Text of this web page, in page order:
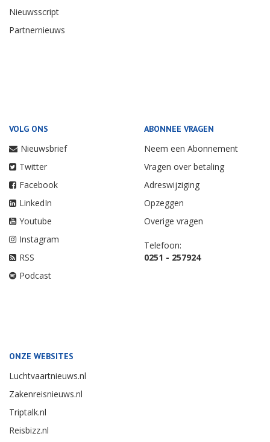
Nieuwsscript
Partnernieuws
VOLG ONS
Nieuwsbrief
Twitter
Facebook
LinkedIn
Youtube
Instagram
RSS
Podcast
ABONNEE VRAGEN
Neem een Abonnement
Vragen over betaling
Adreswijziging
Opzeggen
Overige vragen
Telefoon:
0251 - 257924
ONZE WEBSITES
Luchtvaartnieuws.nl
Zakenreisnieuws.nl
Triptalk.nl
Reisbizz.nl